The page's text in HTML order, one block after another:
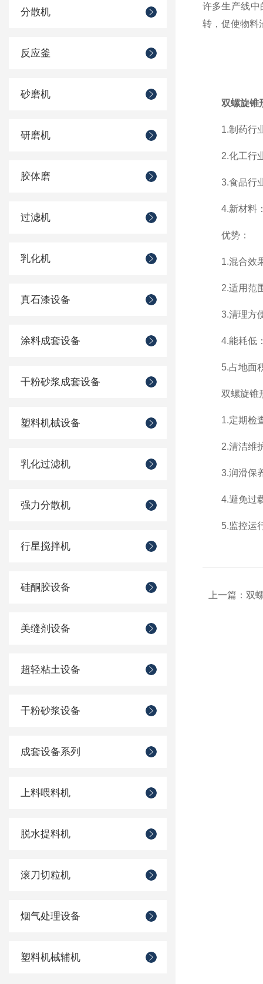
分散机
反应釜
砂磨机
研磨机
胶体磨
过滤机
乳化机
真石漆设备
涂料成套设备
干粉砂浆成套设备
塑料机械设备
乳化过滤机
强力分散机
行星搅拌机
硅酮胶设备
美缝剂设备
超轻粘土设备
干粉砂浆设备
成套设备系列
上料喂料机
脱水提料机
滚刀切粒机
烟气处理设备
塑料机械辅机
许多生产线
转，促使物料
双螺旋锥
1.制药行业
2.化工行业
3.食品行业
4.新材料：
优势：
1.混合效果
2.适用范围
3.清理方便
4.能耗低：
5.占地面积
双螺旋锥形
1.定期检查
2.清洁维护
3.润滑保养
4.避免过载
5.监控运行
上一篇： 双